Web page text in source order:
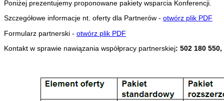
Poniżej prezentujemy proponowane pakiety wsparcia Konferencji.
Szczegółowe informacje nt. oferty dla Partnerów - otwórz plik PDF
Formularz partnerski - otwórz plik PDF
Kontakt w sprawie nawiązania współpracy partnerskiej: 502 180